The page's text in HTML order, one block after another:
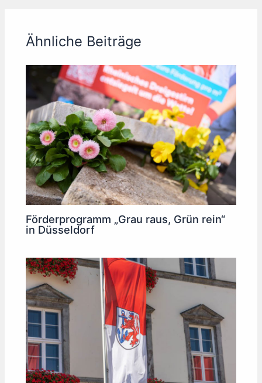
Ähnliche Beiträge
Förderprogramm „Grau raus, Grün rein“
in Düsseldorf